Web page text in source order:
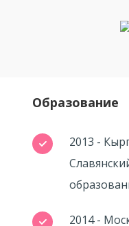
Образование
2013 -
2014 -